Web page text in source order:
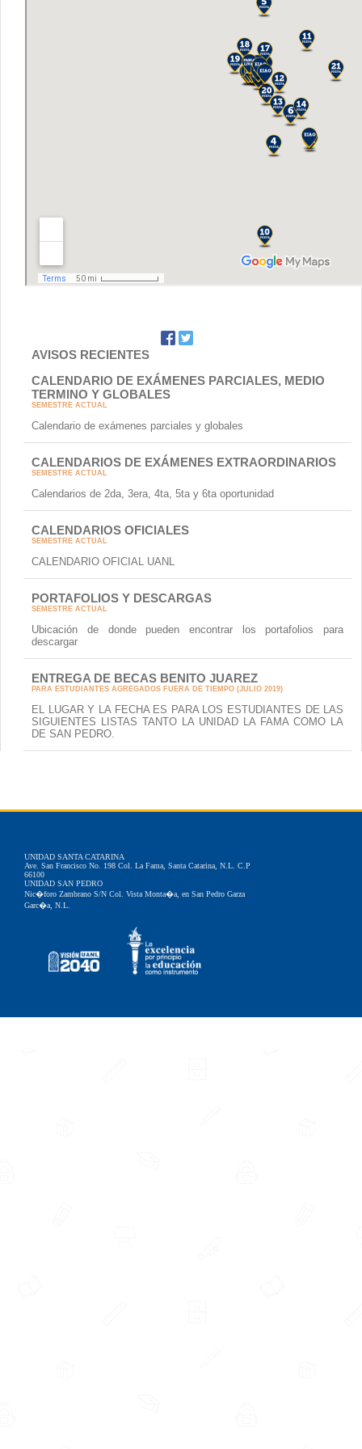
AVISOS RECIENTES
CALENDARIO DE EXÁMENES PARCIALES, MEDIO
TERMINO Y GLOBALES
SEMESTRE ACTUAL
Calendario de exámenes parciales y globales
CALENDARIOS DE EXÁMENES EXTRAORDINARIOS
SEMESTRE ACTUAL
Calendarios de 2da, 3era, 4ta, 5ta y 6ta oportunidad
CALENDARIOS OFICIALES
SEMESTRE ACTUAL
CALENDARIO OFICIAL UANL
PORTAFOLIOS Y DESCARGAS
SEMESTRE ACTUAL
Ubicación de donde pueden encontrar los portafolios para
descargar
ENTREGA DE BECAS BENITO JUAREZ
PARA ESTUDIANTES AGREGADOS FUERA DE TIEMPO (JULIO 2019)
EL LUGAR Y LA FECHA ES PARA LOS ESTUDIANTES DE LAS
SIGUIENTES LISTAS TANTO LA UNIDAD LA FAMA COMO LA
DE SAN PEDRO.
UNIDAD SANTA CATARINA
Ave. San Francisco No. 198 Col. La Fama, Santa Catarina, N.L. C.P
66100
UNIDAD SAN PEDRO
Nic�foro Zambrano S/N Col. Vista Monta�a, en San Pedro Garza
Garc�a, N.L.